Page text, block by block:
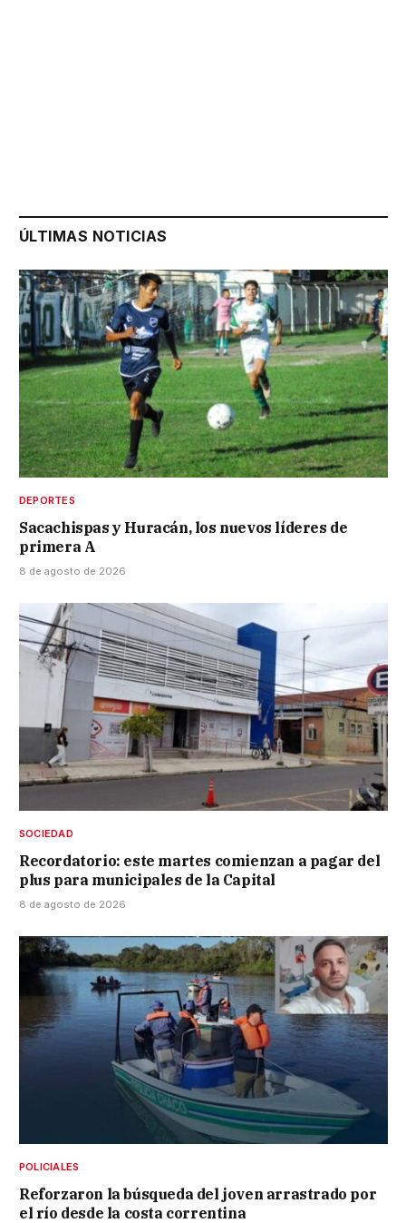
ÚLTIMAS NOTICIAS
DEPORTES
Sacachispas y Huracán, los nuevos líderes de
primera A
8 de agosto de 2026
SOCIEDAD
Recordatorio: este martes comienzan a pagar del
plus para municipales de la Capital
8 de agosto de 2026
POLICIALES
Reforzaron la búsqueda del joven arrastrado por
el río desde la costa correntina